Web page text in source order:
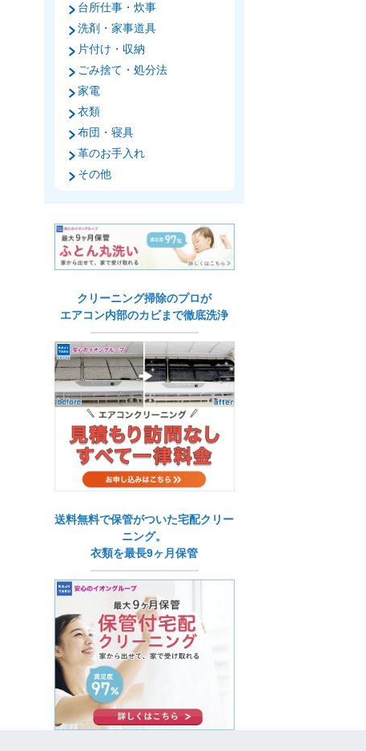
台所仕事・炊事
洗剤・家事道具
片付け・収納
ごみ捨て・処分法
家電
衣類
布団・寝具
革のお手入れ
その他
クリーニング掃除のプロが
エアコン内部のカビまで徹底洗浄
送料無料で保管がついた宅配クリー
ニング。
衣類を最長9ヶ月保管